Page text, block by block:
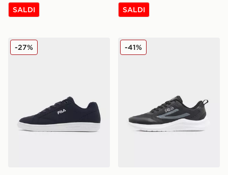
SALDI SALDI
Fila Camalfi
-27% Fila Trexler N3
-41%